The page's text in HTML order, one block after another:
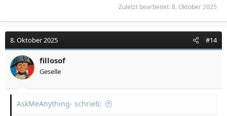
Zuletzt bearbeitet: 8. Oktober 2025
8. Oktober 2025 #14
fillosof
Geselle
AskMeAnything- schrieb: